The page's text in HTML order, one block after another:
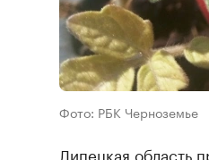
Фото: РБК Черноземье
Липецкая область